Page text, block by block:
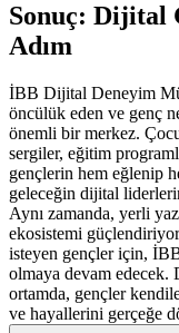
Sonuç: Dijital
Adım
İBB Dijital Deneyim
öncülük eden ve genç
önemli bir merkez.
sergiler, eğitim
gençlerin hem eğlenip
geleceğin dijital
Aynı zamanda, yerli
ekosistemi
isteyen gençler için,
olmaya devam
ortamda, gençler
ve hayallerini gerçeğe